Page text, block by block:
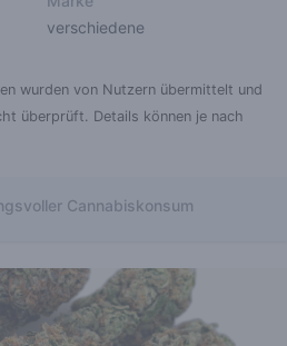
verschiedene
wurden von Nutzern übermittelt und
überprüft. Details können je nach
Cannabiskonsum